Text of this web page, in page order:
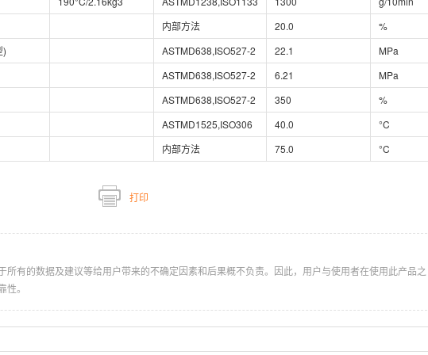
内部方法 20.0 %
) ASTMD638,ISO527-2 22.1
MPa
ASTMD638,ISO527-2 6.21
MPa
ASTMD638,ISO527-2 350 %
ASTMD1525,ISO306 40.0
°C
内部方法 75.0 °C
打印
所有的数据及建议等给用户带来的不确定因素和后果概不负责。因此，用户与使用者在使用此产品之
性。